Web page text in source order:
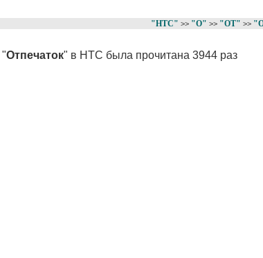
"НТС" >> "О" >> "ОТ" >>
Отпечаток" в НТС была прочитана 3944 раз